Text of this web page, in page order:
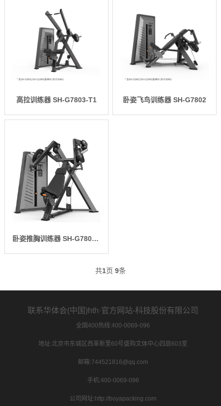
高拉训练器 SH-G7803-T1 卧姿飞鸟训练器 SH-G7802
卧姿推胸训练器 SH-G7801-T1
共1页 9条
联系华体会(中国)hth·官方网站-科技股份有限公司
全国400热线:400-0069-096
地址:北京市东城区西革新里60号盛购文体中心四层603室
邮箱:744521816@qq.com
手机:400-0069-096
公司网址:http://boyapacking.com